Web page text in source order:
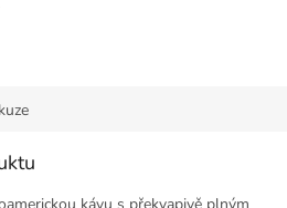
kávu s překvapivě plným